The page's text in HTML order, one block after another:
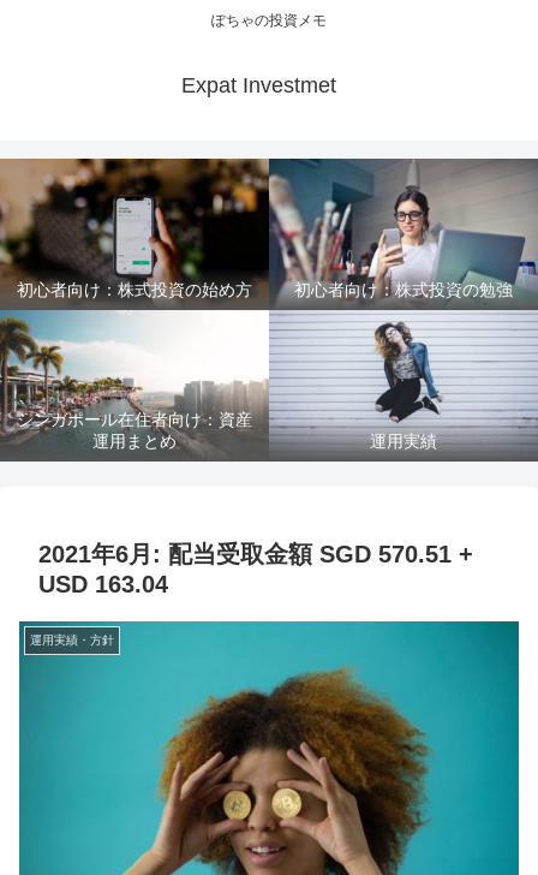
ぽちゃの投資メモ
Expat Investmet
初心者向け：株式投資の始め方 初心者向け：株式投資の勉強
シンガポール在住者向け：資産
運用まとめ
運用実績
2021年6月: 配当受取金額 SGD 570.51 +
USD 163.04
運用実績・方針